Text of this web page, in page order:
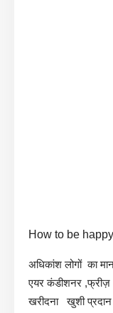
How to be
अधिकांश लोगों का
एयर कंडीशनर ,फ्रीज़
खरीदना खुशी प्रदान